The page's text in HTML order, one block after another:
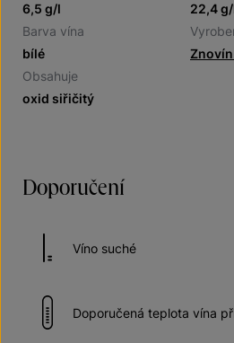
6,5 g/l
22,4
Barva vína
bílé
Obsahuje
oxid siřičitý
Doporučení
Víno suché
Doporučená teplota vína